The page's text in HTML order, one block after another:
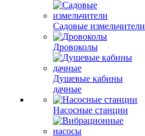
Садовые измельчители
Дровоколы
Душевые кабины
дачные
Насосные станции